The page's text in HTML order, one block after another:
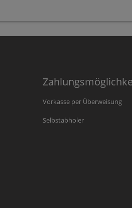
Vorkasse per Überweisung
Selbstabholer